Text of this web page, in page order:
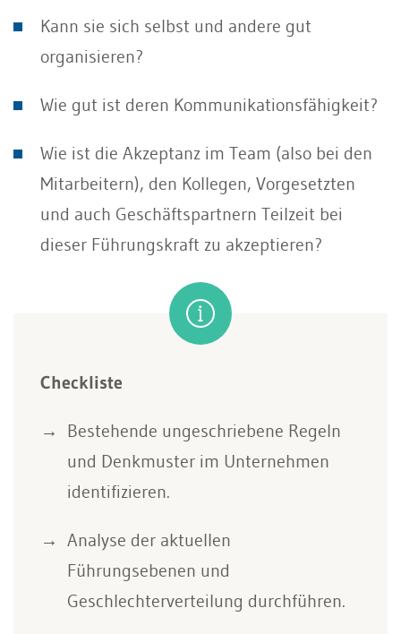
Kann sie sich selbst und andere gut
organisieren?
Wie gut ist deren Kommunikationsfähigkeit?
Wie ist die Akzeptanz im Team (also bei den
Mitarbeitern), den Kollegen, Vorgesetzten
und auch Geschäftspartnern Teilzeit bei
dieser Führungskraft zu akzeptieren?
Checkliste
Bestehende ungeschriebene Regeln
und Denkmuster im Unternehmen
identifizieren.
Analyse der aktuellen
Führungsebenen und
Geschlechterverteilung durchführen.